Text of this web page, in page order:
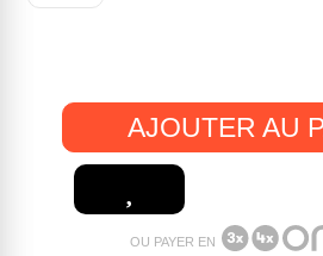
AJOUTER AU
OU PAYER EN